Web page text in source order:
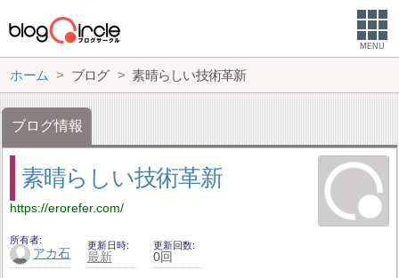
MENU
ホーム ブログ 素晴らしい技術革新
ブログ情報
素晴らしい技術革新
https://erorefer.com/
所有者
アカ石
更新日時
最新
更新回数
0回